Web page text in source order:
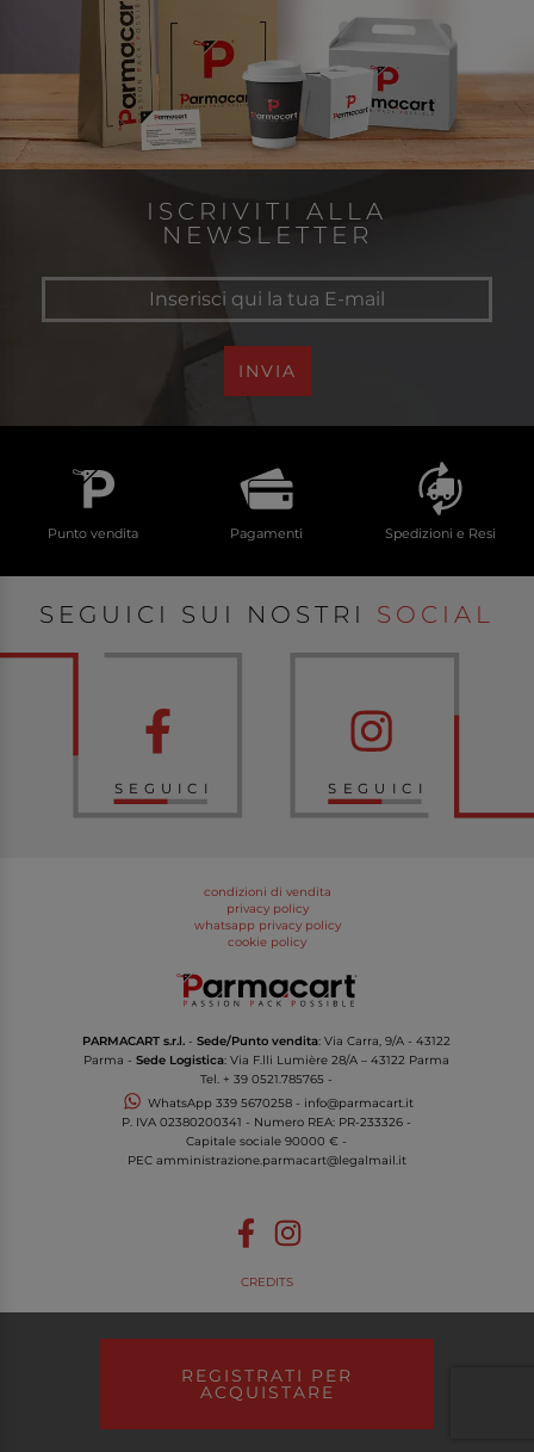
REGISTRATI PER
ACQUISTARE
ISCRIVITI ALLA
NEWSLETTER
INVIA
Punto vendita Pagamenti Spedizioni e Resi
SEGUICI SUI NOSTRI SOCIAL
SEGUICI SEGUICI
condizioni di vendita
privacy policy
whatsapp privacy policy
cookie policy
PARMACART s.r.l. -Sede/Punto vendita: Via Carra, 9/A - 43122
Parma -Sede Logistica: Via F.lli Lumière 28/A – 43122 Parma
Tel. + 39 0521.785765 -
WhatsApp 339 5670258- info@parmacart.it
P. IVA02380200341 - Numero REA: PR-233326 -
Capitale sociale 90000 € -
PEC amministrazione.parmacart@legalmail.it
CREDITS